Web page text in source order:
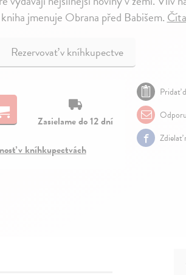
jmenuje Obrana před Babišem.
Rezervovať v kníhkupectve
Zasielame do 12 dní
v kníhkupectvách
Pridať
Zdielať